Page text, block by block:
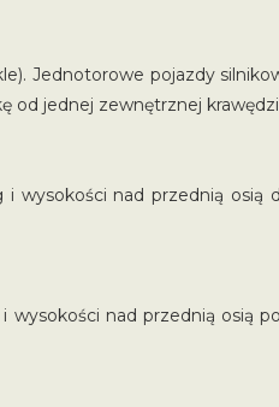
Jednotorowe pojazdy
od jednej zewnętrznej
nad przednią osią
nad przednią osią